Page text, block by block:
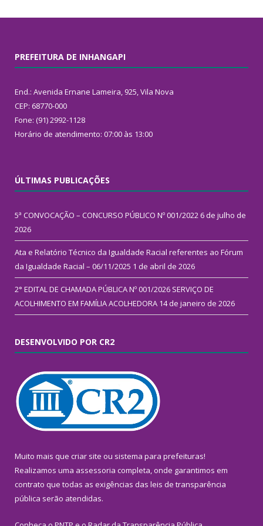
PREFEITURA DE INHANGAPI
End.: Avenida Ernane Lameira, 925, Vila Nova
CEP: 68770-000
Fone: (91) 2992-1128
Horário de atendimento: 07:00 às 13:00
ÚLTIMAS PUBLICAÇÕES
5ª CONVOCAÇÃO – CONCURSO PÚBLICO Nº 001/2022 6 de julho de
2026
Ata e Relatório Técnico da Igualdade Racial referentes ao Fórum
da Igualdade Racial – 06/11/2025 1 de abril de 2026
2° EDITAL DE CHAMADA PÚBLICA Nº 001/2026 SERVIÇO DE
ACOLHIMENTO EM FAMÍLIA ACOLHEDORA 14 de janeiro de 2026
DESENVOLVIDO POR CR2
Muito mais que criar site ou sistema para prefeituras!
Realizamos uma assessoria completa, onde garantimos em
contrato que todas as exigências das leis de transparência
pública serão atendidas.